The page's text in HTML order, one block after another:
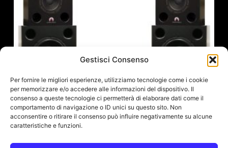
Gestisci Consenso
Per fornire le migliori esperienze, utilizziamo tecnologie come i cookie
per memorizzare e/o accedere alle informazioni del dispositivo. Il
consenso a queste tecnologie ci permetterà di elaborare dati come il
comportamento di navigazione o ID unici su questo sito. Non
acconsentire o ritirare il consenso può influire negativamente su alcune
caratteristiche e funzioni.